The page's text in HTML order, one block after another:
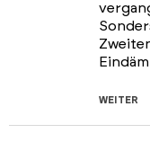
WEITER